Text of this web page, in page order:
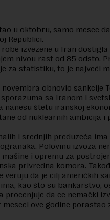
u oktobru, samo mesec
Republici.
izvezene u Iran
nivou rast od 85 odsto.
za statistiku, to je najveći
obnovio sankcije
sa Iranom i
nanesu štetu iranskoj
od nuklearnih ambicija i
i srednjih preduzeća ima
Polovinu izvoza
i opremu za
privredna komora.
veruju da je cilj američkih
kao što su bankarstvo,
procenjuje da ce nemački
ove godine porastao